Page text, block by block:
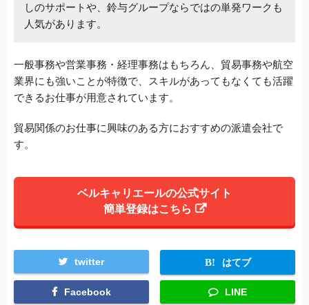
しのサポートや、鈴与グループならではの単発ワークも
人気があります。
一般事務や営業事務・経理事務はもちろん、貿易事務や航空
業界にも強いことが特徴で、スキルがあってもなくても活躍
できるお仕事が用意されています。
貿易関係のお仕事に興味のある方におすすめの派遣会社で
す。
ベルキャリエールの公式サイト
簡単登録はこちら
twitter はてブ
Facebook LINE